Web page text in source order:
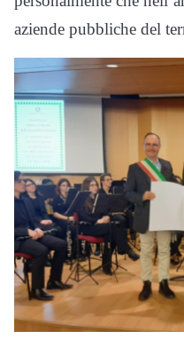
aziende pubbliche del